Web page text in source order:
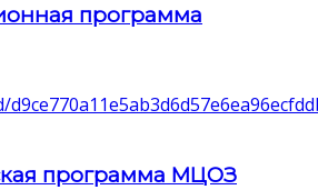
программа
программа МЦОЗ